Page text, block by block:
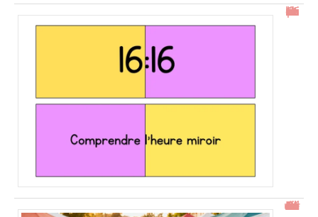
16h16 : comprendre l’heure miroir
Gtrouve : Les Meilleures Annonces Gratuites à Découvrir